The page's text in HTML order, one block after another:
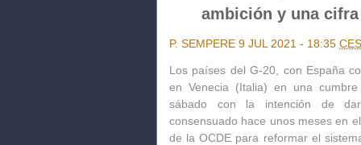
ambición y una
P. SEMPERE 9 JUL 2021 - 18:35
Los países del G-20, con España
en Venecia (Italia) en una
sábado con la intención de
consensuado hace unos meses en
de la OCDE para reformar el